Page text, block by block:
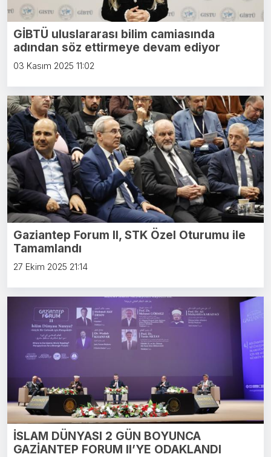
GİBTÜ uluslararası bilim camiasında
adından söz ettirmeye devam ediyor
03 Kasım 2025 11:02
Gaziantep Forum II, STK Özel Oturumu ile
Tamamlandı
27 Ekim 2025 21:14
İSLAM DÜNYASI 2 GÜN BOYUNCA
GAZİANTEP FORUM II’YE ODAKLANDI